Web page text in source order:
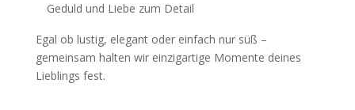
Geduld und Liebe zum Detail
Egal ob lustig, elegant oder einfach nur süß –
gemeinsam halten wir einzigartige Momente deines
Lieblings fest.